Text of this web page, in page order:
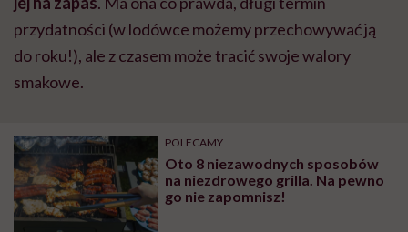
przydatności (w lodówce możemy przechowywać ją
do roku!), ale z czasem może tracić swoje walory
smakowe.
POLECAMY
Oto 8 niezawodnych sposobów
na niezdrowego grilla. Na pewno
go nie zapomnisz!